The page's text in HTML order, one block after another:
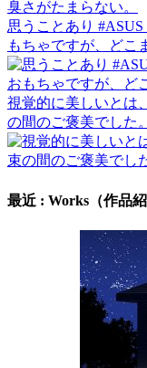
思うことあり #ASUS
もちゃですが、どこ
視覚的に美しいとは
の間のご褒美でした。
最近 : Works（作品紹